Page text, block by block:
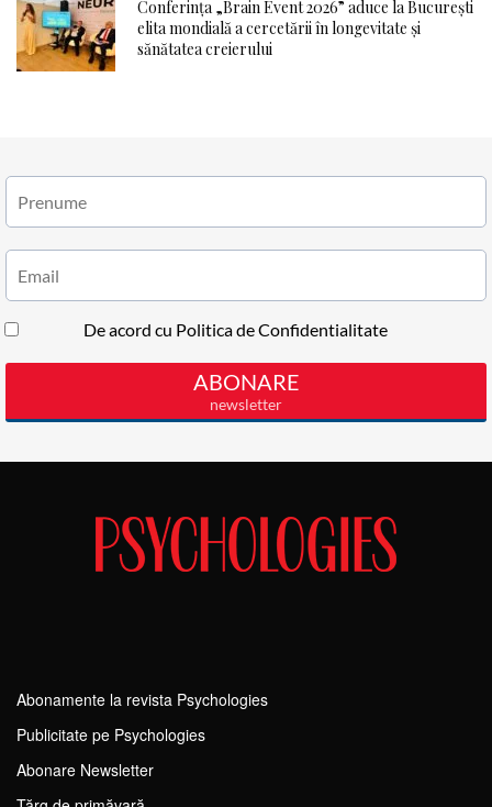
Conferința „Brain Event 2026” aduce la București
elita mondială a cercetării în longevitate și
sănătatea creierului
Abonamente la revista Psychologies
Publicitate pe Psychologies
Abonare Newsletter